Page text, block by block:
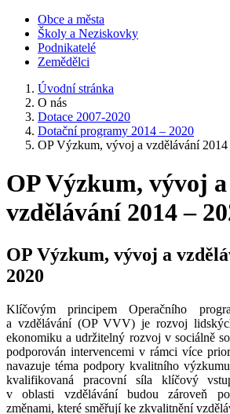
Obce a města
Školy a Neziskovky
Podnikatelé
Zemědělci
Úvodní stránka
O nás
Dotace 2007-2020
Dotační programy 2014 – 2020
OP Výzkum, vývoj a vzdělávání 2014
OP Výzkum, vývoj a
vzdělávání 2014 –
OP Výzkum, vývoj a
2020
Klíčovým principem Operačního
a vzdělávání (OP VVV) je rozvoj
ekonomiku a udržitelný rozvoj v sociálně
podporován intervencemi v rámci více
navazuje téma podpory kvalitního
kvalifikovaná pracovní síla klíčový
v oblasti vzdělávání budou zároveň
změnami, které směřují ke zkvalitnění